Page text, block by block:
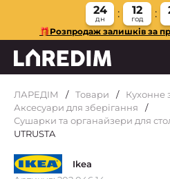
24
дн
12
год
🎁Розпродаж залишків за
ЛАРЕДІМ Товари
Кухонне
Аксесуари для зберігання
Сушарки та органайзери для
UTRUSTA
Ikea